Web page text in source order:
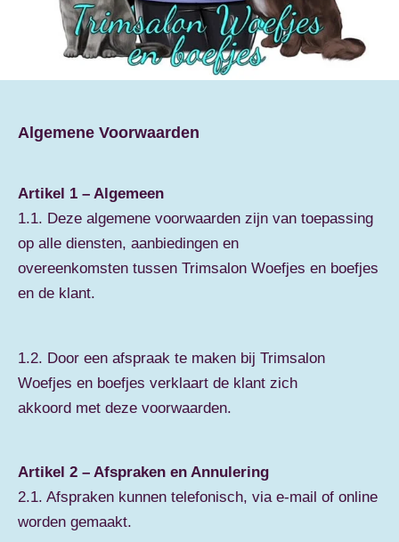
Algemene Voorwaarden
Artikel 1 – Algemeen
1.1. Deze algemene voorwaarden zijn van toepassing
op alle diensten, aanbiedingen en
overeenkomsten tussen Trimsalon Woefjes en boefjes
en de klant.
1.2. Door een afspraak te maken bij Trimsalon
Woefjes en boefjes verklaart de klant zich
akkoord met deze voorwaarden.
Artikel 2 – Afspraken en Annulering
2.1. Afspraken kunnen telefonisch, via e-mail of online
worden gemaakt.